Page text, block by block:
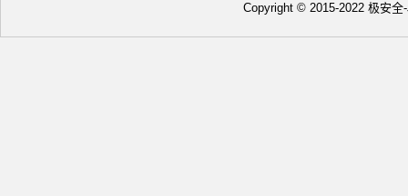
Copyright © 2015-2022 极安